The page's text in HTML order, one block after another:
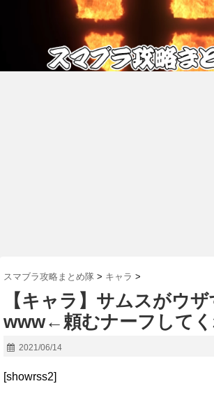
スマブラ攻略まとめ隊 > キャラ >
【キャラ】サムスがウ
www←頼むナーフして
2021/06/14
[showrss2]